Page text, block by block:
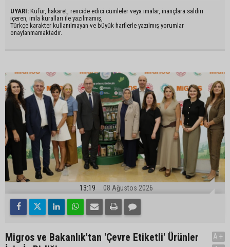
UYARI: Küfür, hakaret, rencide edici cümleler veya imalar, inançlara saldırı
içeren, imla kuralları ile yazılmamış,
Türkçe karakter kullanılmayan ve büyük harflerle yazılmış yorumlar
onaylanmamaktadır.
13:19 08 Ağustos 2026
Migros ve Bakanlık'tan 'Çevre Etiketli' Ürünler
A+